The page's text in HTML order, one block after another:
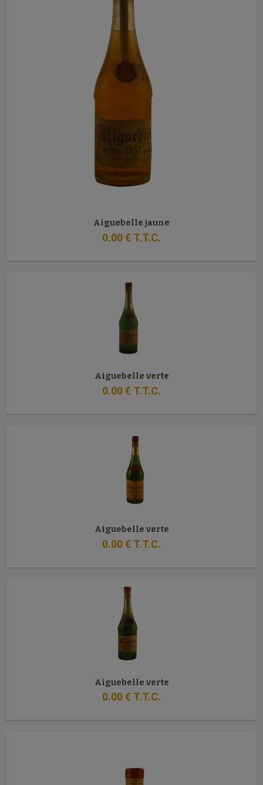
Aiguebelle jaune
0.00€ T.T.C.
Aiguebelle verte
0.00€ T.T.C.
Aiguebelle verte
0.00€ T.T.C.
Aiguebelle verte
0.00€ T.T.C.